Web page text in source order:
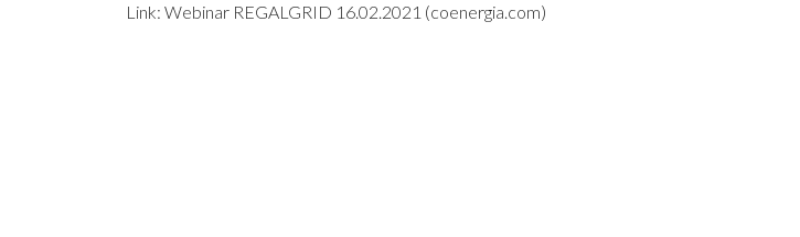
Link: Webinar REGALGRID 16.02.2021 (coenergia.com)